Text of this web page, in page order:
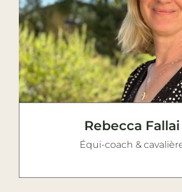
Rebecca Fallai
Équi-coach &